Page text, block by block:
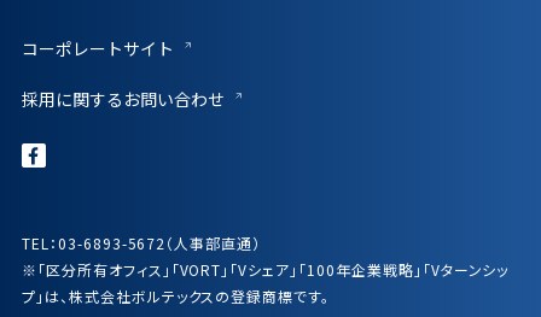
コーポレートサイト
採用に関するお問い合わせ
TEL：03-6893-5672（人事部直通）
※「区分所有オフィス」「VORT」「Vシェア」「100年企業戦略」「Vターンシッ
プ」は、株式会社ボルテックスの登録商標です。